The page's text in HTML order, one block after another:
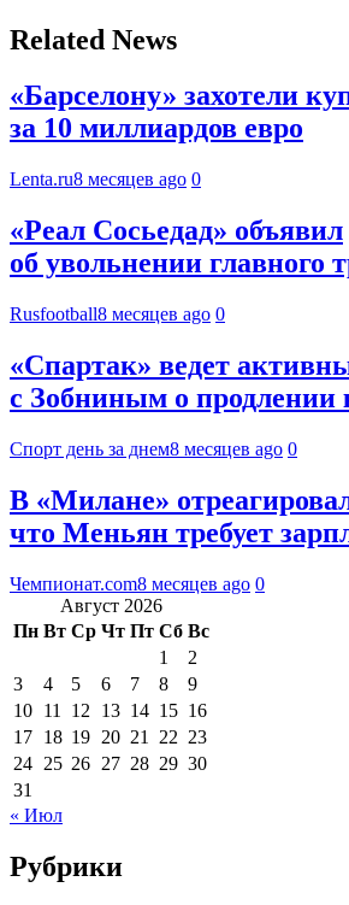
Related News
«Барселону» захотели
за 10 миллиардов евро
Lenta.ru8 месяцев ago 0
«Реал Сосьедад» объявил
об увольнении главного
Rusfootball8 месяцев ago 0
«Спартак» ведет
с Зобниным о продлении
Спорт день за днем8 месяцев ago 0
В «Милане»
что Меньян требует
Чемпионат.com8 месяцев ago 0
Август 2026
Пн Вт Ср Чт Пт Сб Вс
1
2
3
4 5 6 7 8
9
10 11 12 13 14 15 16
17 18 19 20 21 22 23
24 25 26 27 28 29 30
31
« Июл
Рубрики